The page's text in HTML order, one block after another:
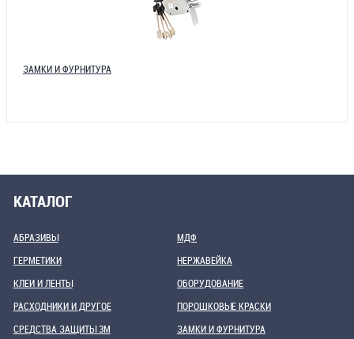
ЗАМКИ И ФУРНИТУРА
КАТАЛОГ
АБРАЗИВЫ
ГЕРМЕТИКИ
КЛЕИ И ЛЕНТЫ
МДФ
НЕРЖАВЕЙКА
ОБОРУДОВАНИЕ
РАСХОДНИКИ И ДРУГОЕ
СРЕДСТВА ЗАЩИТЫ 3М
ПОРОШКОВЫЕ КРАСКИ
ЗАМКИ И ФУРНИТУРА